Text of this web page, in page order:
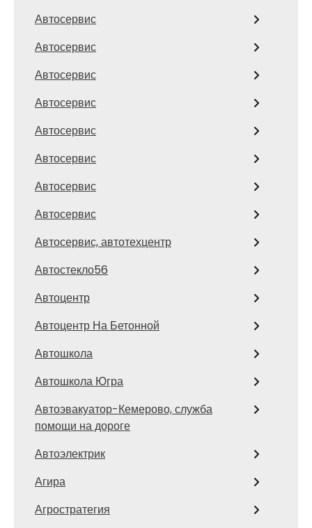
Автосервис
Автосервис
Автосервис
Автосервис
Автосервис
Автосервис
Автосервис
Автосервис
Автосервис, автотехцентр
Автостекло56
Автоцентр
Автоцентр На Бетонной
Автошкола
Автошкола Югра
Автоэвакуатор-Кемерово, служба
помощи на дороге
Автоэлектрик
Агира
Агростратегия